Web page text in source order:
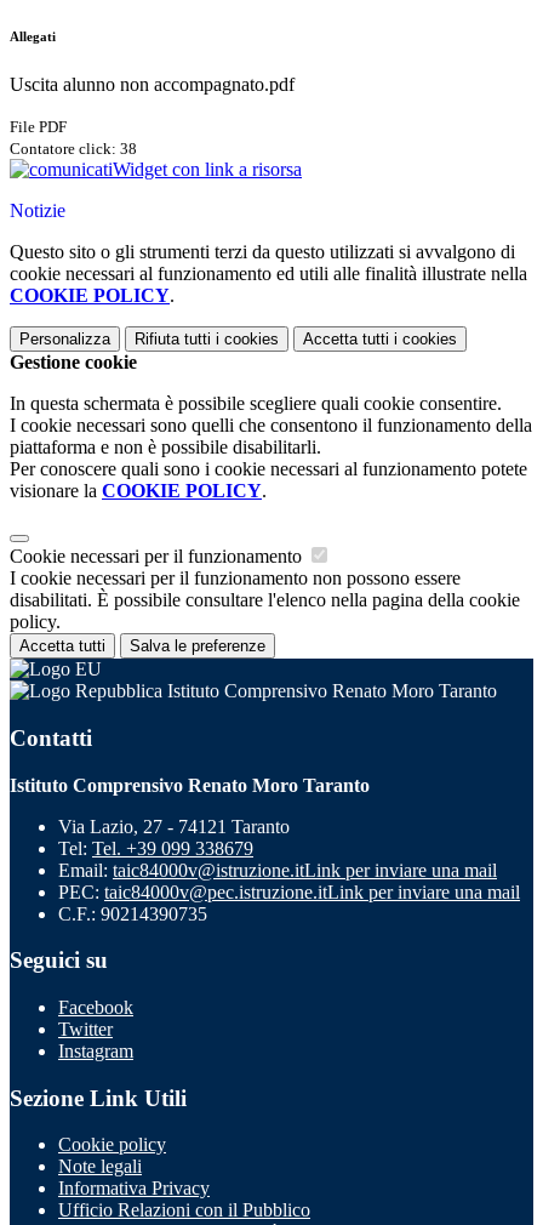
Allegati
Uscita alunno non accompagnato.pdf
File PDF
Contatore click: 38
Widget con link a risorsa
Notizie
Questo sito o gli strumenti terzi da questo utilizzati si avvalgono di
cookie necessari al funzionamento ed utili alle finalità illustrate nella
COOKIE POLICY.
Personalizza Rifiuta tutti i cookies Accetta tutti i cookies
Gestione cookie
In questa schermata è possibile scegliere quali cookie consentire.
I cookie necessari sono quelli che consentono il funzionamento della
piattaforma e non è possibile disabilitarli.
Per conoscere quali sono i cookie necessari al funzionamento potete
visionare la COOKIE POLICY.
Cookie necessari per il funzionamento
I cookie necessari per il funzionamento non possono essere
disabilitati. È possibile consultare l'elenco nella pagina della cookie
policy.
Accetta tutti Salva le preferenze
Istituto Comprensivo Renato Moro Taranto
Contatti
Istituto Comprensivo Renato Moro Taranto
Via Lazio, 27 - 74121 Taranto
Tel: Tel. +39 099 338679
Email: taic84000v@istruzione.itLink per inviare una mail
PEC: taic84000v@pec.istruzione.itLink per inviare una mail
C.F.: 90214390735
Seguici su
Facebook
Twitter
Instagram
Sezione Link Utili
Cookie policy
Note legali
Informativa Privacy
Ufficio Relazioni con il Pubblico